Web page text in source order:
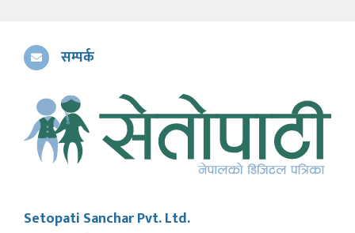
सम्पर्क
Setopati Sanchar Pvt. Ltd.